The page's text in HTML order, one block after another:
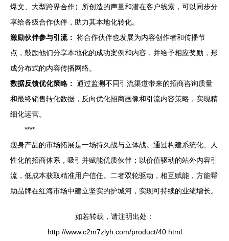
爆文、大型跨界合作）所创造的声量和潜在客户线索，可以同步分
享给各级合作伙伴，助力其本地化转化。
激励伙伴参与引流： 将合作伙伴也发展为内容创作者和传播节
点，鼓励他们分享本地化的成功案例和内容，并给予相应奖励，形
成分布式的内容传播网络。
数据反馈优化策略： 通过监测不同引流渠道带来的招商咨询质量
和最终销售转化数据，反向优化招商画像和引流内容策略，实现精
细化运营。
****
瘦身产品的市场拓展是一场持久战与立体战。通过构建系统化、人
性化的招商体系，吸引并赋能优质伙伴；以价值驱动的站外内容引
流，低成本获取精准用户信任。二者双轮驱动，相互赋能，方能帮
助品牌在红海市场中建立坚实的护城河，实现可持续的业绩增长。
如若转载，请注明出处：
http://www.c2m7zlyh.com/product/40.html